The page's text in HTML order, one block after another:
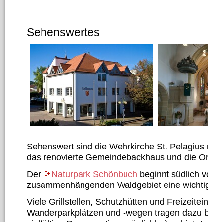
Sehenswertes
Sehenswert sind die Wehrkirche St.
das renovierte Gemeindebackhaus und die
Der
Naturpark Schönbuch beginnt südlich
zusammenhängenden Waldgebiet eine
Viele Grillstellen, Schutzhütten und
Wanderparkplätzen und -wegen tragen dazu